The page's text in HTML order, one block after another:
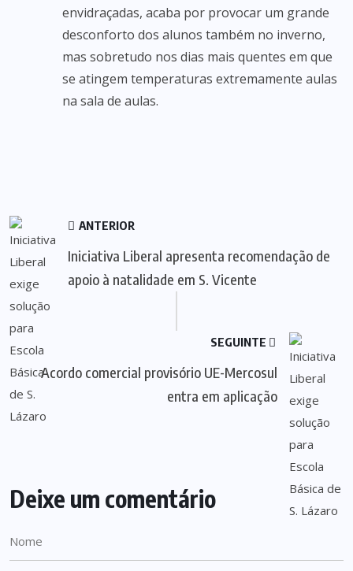
envidraçadas, acaba por provocar um grande
desconforto dos alunos também no inverno,
mas sobretudo nos dias mais quentes em que
se atingem temperaturas extremamente aulas
na sala de aulas.
ANTERIOR
Iniciativa Liberal apresenta recomendação de
apoio à natalidade em S. Vicente
SEGUINTE
Acordo comercial provisório UE-Mercosul
entra em aplicação
Deixe um comentário